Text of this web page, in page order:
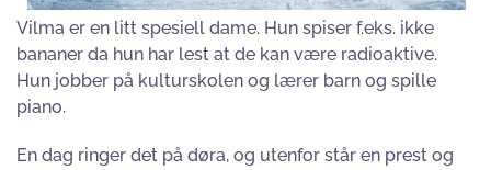
Vilma er en litt spesiell dame. Hun spiser f.eks. ikke
bananer da hun har lest at de kan være radioaktive.
Hun jobber på kulturskolen og lærer barn og spille
piano.
En dag ringer det på døra, og utenfor står en prest og